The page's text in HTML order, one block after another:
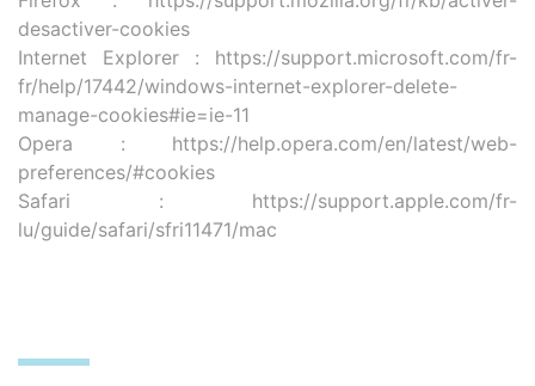
desactiver-cookies
Internet Explorer : https://support.microsoft.com/fr-
fr/help/17442/windows-internet-explorer-delete-
manage-cookies#ie=ie-11
Opera : https://help.opera.com/en/latest/web-
preferences/#cookies
Safari : https://support.apple.com/fr-
lu/guide/safari/sfri11471/mac